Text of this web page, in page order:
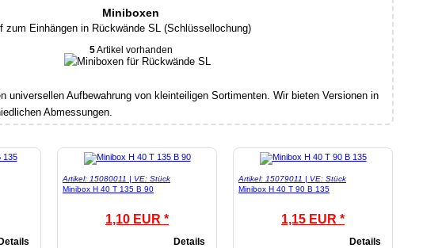
Miniboxen
5Artikel vorhanden
zum Einhängen in Rückwände SL (Schlüssellochung)
universellen Aufbewahrung von kleinteiligen Sortimenten. Wir bieten Versionen in
Abmessungen.
Artikel: 15080011 | VE: Stück
Minibox H 40 T 135 B 90
1,10 EUR *
Details
Artikel: 15079011 | VE: Stück
Minibox H 40 T 90 B 135
1,15 EUR *
Details